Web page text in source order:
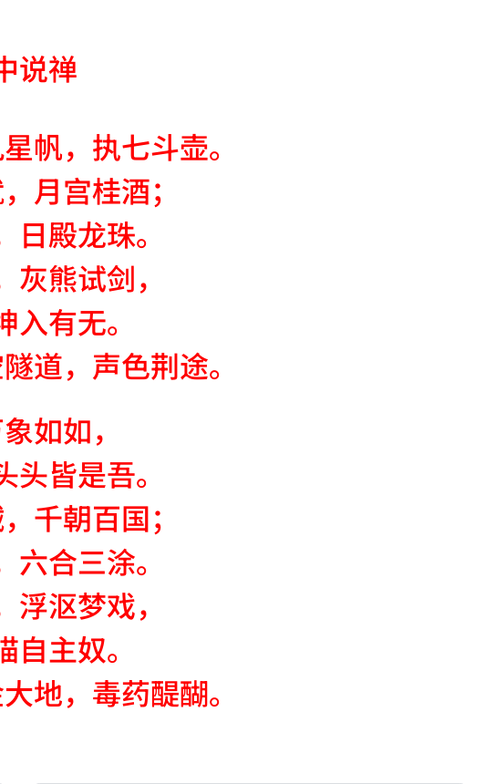
说禅
帆，执七斗壶。
月宫桂酒；
殿龙珠。
熊试剑，
入有无。
道，声色荆途。
如如，
皆是吾。
千朝百国；
六合三涂。
沤梦戏，
自主奴。
地，毒药醍醐。